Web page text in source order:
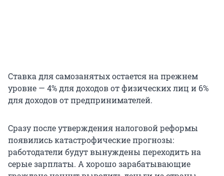
Ставка для самозанятых остается на прежнем
уровне — 4% для доходов от физических лиц и 6%
для доходов от предпринимателей.
Сразу после утверждения налоговой реформы
появились катастрофические прогнозы:
работодатели будут вынуждены переходить на
серые зарплаты. А хорошо зарабатывающие